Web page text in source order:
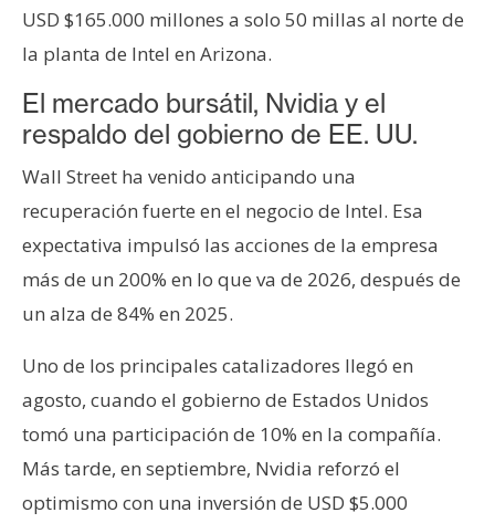
USD $165.000 millones a solo 50 millas al norte de
la planta de Intel en Arizona.
El mercado bursátil, Nvidia y el
respaldo del gobierno de EE. UU.
Wall Street ha venido anticipando una
recuperación fuerte en el negocio de Intel. Esa
expectativa impulsó las acciones de la empresa
más de un 200% en lo que va de 2026, después de
un alza de 84% en 2025.
Uno de los principales catalizadores llegó en
agosto, cuando el gobierno de Estados Unidos
tomó una participación de 10% en la compañía.
Más tarde, en septiembre, Nvidia reforzó el
optimismo con una inversión de USD $5.000